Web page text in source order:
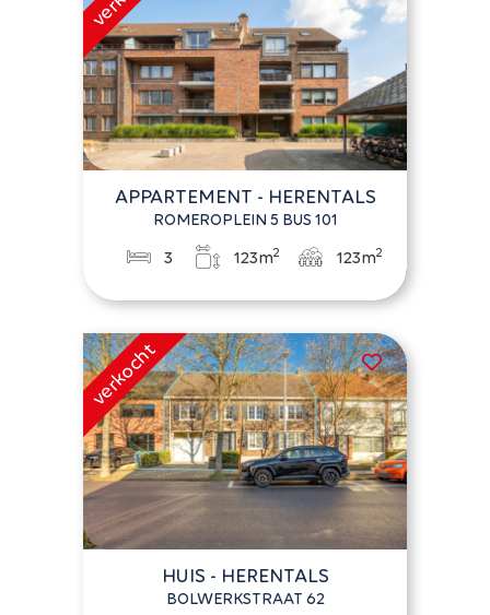
APPARTEMENT - HERENTALS
ROMEROPLEIN 5 BUS 101
3 123m2 123m2
HUIS - HERENTALS
BOLWERKSTRAAT 62